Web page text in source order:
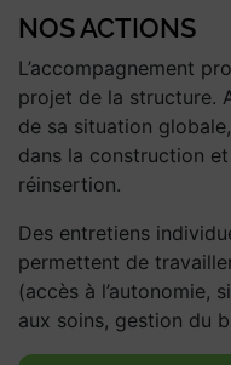
NOS ACTIONS
L’accompagnement
projet de la structure.
de sa situation
dans la construction
réinsertion.
Des entretiens
permettent de
(accès à l’autonomie,
aux soins, gestion du